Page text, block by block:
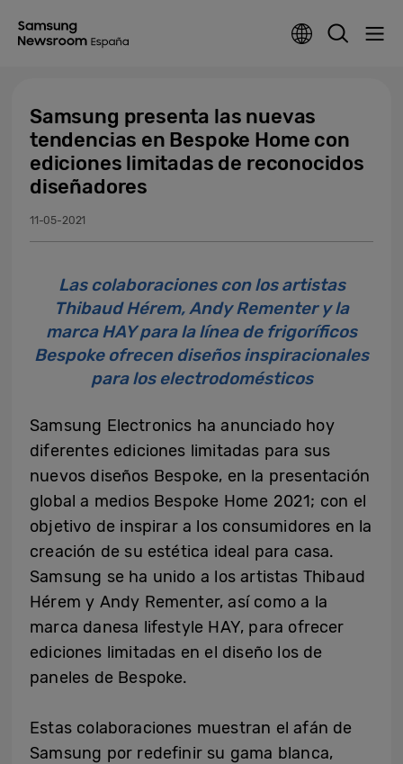
Samsung presenta las nuevas
tendencias en Bespoke Home con
ediciones limitadas de reconocidos
diseñadores
11-05-2021
Las colaboraciones con los artistas
Thibaud Hérem, Andy Rementer y la
marca HAY para la línea de frigoríficos
Bespoke ofrecen diseños inspiracionales
para los electrodomésticos
Samsung Electronics ha anunciado hoy
diferentes ediciones limitadas para sus
nuevos diseños Bespoke, en la presentación
global a medios Bespoke Home 2021; con el
objetivo de inspirar a los consumidores en la
creación de su estética ideal para casa.
Samsung se ha unido a los artistas Thibaud
Hérem y Andy Rementer, así como a la
marca danesa lifestyle HAY, para ofrecer
ediciones limitadas en el diseño los de
paneles de Bespoke.
Estas colaboraciones muestran el afán de
Samsung por redefinir su gama blanca,